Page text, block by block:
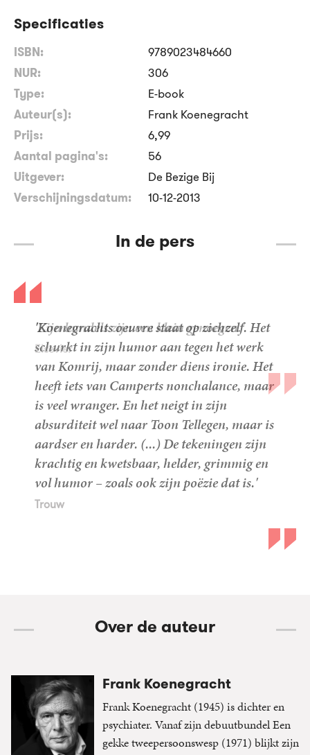
Specificaties
ISBN:
9789023484660
NUR:
306
Type:
E-book
Auteur(s):
Frank Koenegracht
Prijs:
6,99
Aantal pagina's:
56
Uitgever:
De Bezige Bij
Verschijningsdatum:
10-12-2013
In de pers
'Zijn bundels zijn een klein genoegen.'
Elsevier
Over de auteur
Frank Koenegracht
Frank Koenegracht (1945) is dichter en
psychiater. Vanaf zijn debuutbundel Een
gekke tweepersoonswesp (1971) blijkt zijn